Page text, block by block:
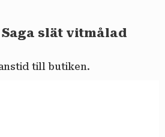
Saga slät vitmålad
till butiken.